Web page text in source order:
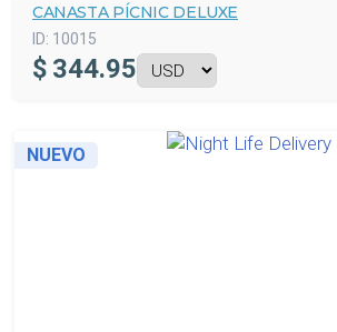
CANASTA PÍCNIC DELUXE
ID: 10015
$ 344.95
NUEVO